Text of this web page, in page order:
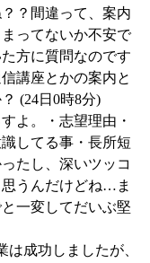
？間違って、案内
ってないか不安で
方に質問なのです
講座とかの案内と
(24日0時8分)
よ。・志望理由・
してる事・長所短
たし、深いツッコ
うんだけどね…ま
一変してだいぶ堅
は成功しましたが、